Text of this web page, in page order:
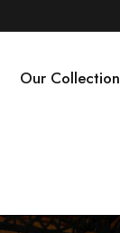
Our Collection